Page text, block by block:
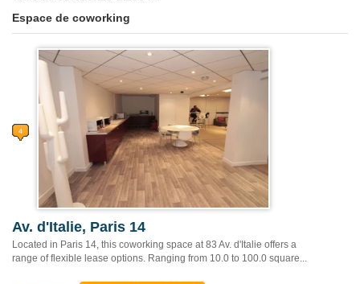
Espace de coworking
Av. d'Italie, Paris 14
Located in Paris 14, this coworking space at 83 Av. d'Italie offers a
range of flexible lease options. Ranging from 10.0 to 100.0 square...